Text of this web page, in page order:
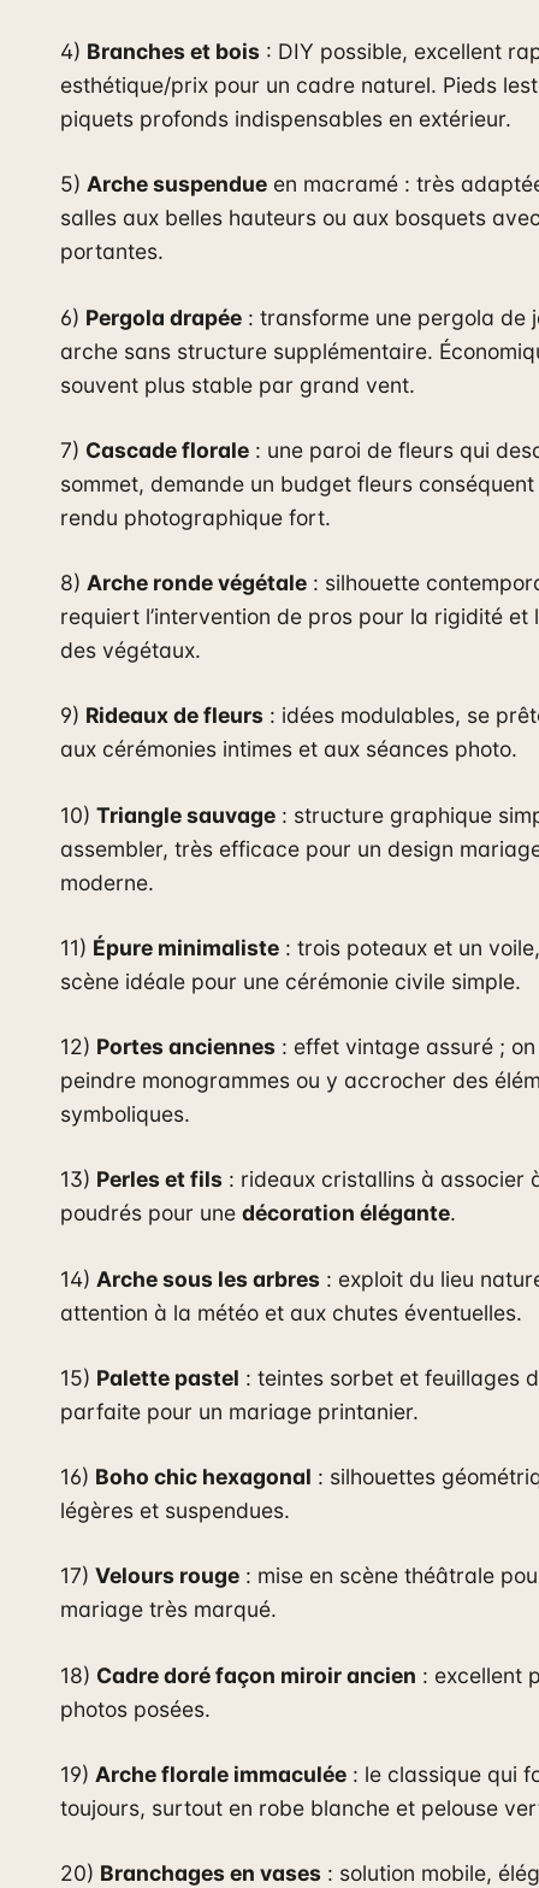
4) Branches et bois : DIY possible, excellent
esthétique/prix pour un cadre naturel. Pieds
piquets profonds indispensables en extérieur.
5) Arche suspendue en macramé : très
salles aux belles hauteurs ou aux bosquets
portantes.
6) Pergola drapée : transforme une pergola de
arche sans structure supplémentaire.
souvent plus stable par grand vent.
7) Cascade florale : une paroi de fleurs qui
sommet, demande un budget fleurs conséquent
rendu photographique fort.
8) Arche ronde végétale : silhouette
requiert l’intervention de pros pour la rigidité et
des végétaux.
9) Rideaux de fleurs : idées modulables, se
aux cérémonies intimes et aux séances photo.
10) Triangle sauvage : structure graphique
assembler, très efficace pour un design
moderne.
11) Épure minimaliste : trois poteaux et un
scène idéale pour une cérémonie civile simple.
12) Portes anciennes : effet vintage assuré ;
peindre monogrammes ou y accrocher des
symboliques.
13) Perles et fils : rideaux cristallins à associer
poudrés pour une décoration élégante.
14) Arche sous les arbres : exploit du lieu
attention à la météo et aux chutes éventuelles.
15) Palette pastel : teintes sorbet et feuillages
parfaite pour un mariage printanier.
16) Boho chic hexagonal : silhouettes
légères et suspendues.
17) Velours rouge : mise en scène théâtrale
mariage très marqué.
18) Cadre doré façon miroir ancien : excellent
photos posées.
19) Arche florale immaculée : le classique qui
toujours, surtout en robe blanche et pelouse
20) Branchages en vases : solution mobile,